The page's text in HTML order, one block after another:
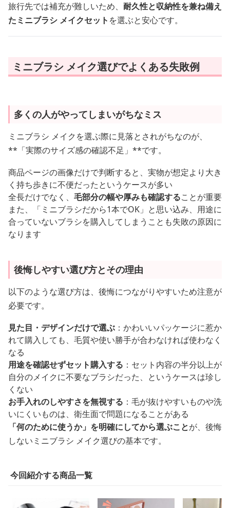
旅行先では補充が難しいため、 耐久性と収納性を兼ね備え
たミニブラシ メイクセット を選ぶと安心です。
ミニブラシ メイク選びでよくある失敗例
多くの人がやってしまいがちなミス
ミニブラシ メイクを選ぶ際に見落とされがちなのが、
**「実際のサイズ感の確認不足」**です。
商品ページの画像だけで判断すると、実物が想定より大き
く持ち歩きに不便だったというケースが多い
全長だけでなく、 毛部分の幅や厚みも確認することが重要
また、「ミニブラシだから1本でOK」と思い込み、用途に
合っていないブラシを購入してしまうことも失敗の原因に
なります
後悔しやすい選び方とその理由
以下のような選び方は、後悔につながりやすいため注意が
必要です。
見た目・デザインだけで選ぶ ：かわいいパッケージに惹か
れて購入しても、毛質や使い勝手が合わなければ使わなく
なる
用途を確認せずセット購入する ：セット内容の半分以上が
自分のメイクに不要なブラシだった、というケースは珍し
くない
お手入れのしやすさを無視する ：毛が抜けやすいものや洗
いにくいものは、衛生面で問題になることがある
「何のために使うか」を明確にしてから選ぶことが、後悔
しないミニブラシ メイク選びの基本です。
今回紹介する商品一覧